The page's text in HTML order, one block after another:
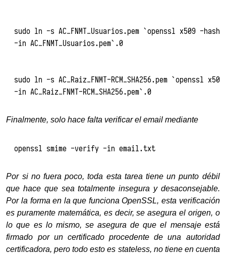
sudo ln -s AC_FNMT_Usuarios.pem `openssl x509 -
-in AC_FNMT_Usuarios.pem`.0
sudo ln -s AC_Raiz_FNMT-RCM_SHA256.pem `openssl
-in AC_Raiz_FNMT-RCM_SHA256.pem`.0
Finalmente, solo hace falta verificar el email mediante
openssl smime -verify -in email.txt
Por si no fuera poco, toda esta tarea tiene un punto débil
que hace que sea totalmente insegura y desaconsejable.
Por la forma en la que funciona OpenSSL, esta verificación
es puramente matemática, es decir, se asegura el origen, o
lo que es lo mismo, se asegura de que el mensaje está
firmado por un certificado procedente de una autoridad
certificadora, pero todo esto es stateless, no tiene en cuenta